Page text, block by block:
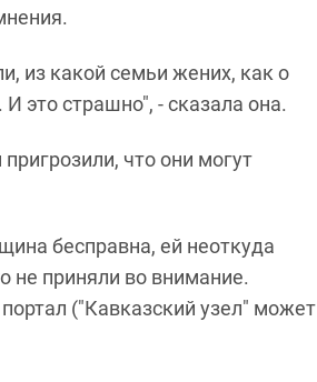
из какой семьи жених, как о
это страшно", - сказала она.
что они могут
бесправна, ей неоткуда
не приняли во внимание.
("Кавказский узел" может